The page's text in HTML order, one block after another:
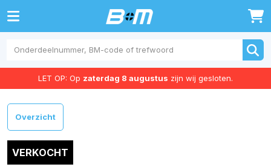
0
LET OP: Op zaterdag 8 augustus zijn wij gesloten.
Overzicht
VERKOCHT